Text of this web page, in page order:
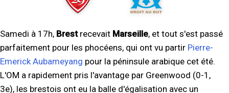
Samedi à 17h, Brestrecevait Marseille, et tout s'est passé
parfaitement pour les phocéens, qui ont vu partir Pierre-
Emerick Aubameyang pour la péninsule arabique cet été.
L'OM a rapidement pris l'avantage par Greenwood (0-1,
3e), les brestois ont eu la balle d'égalisation avec un